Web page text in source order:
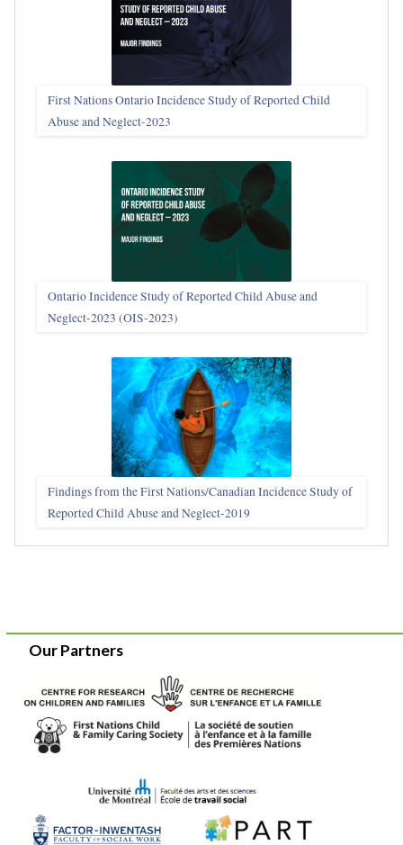
First Nations Ontario Incidence Study of Reported Child
Abuse and Neglect‑2023
Ontario Incidence Study of Reported Child Abuse and
Neglect-2023 (OIS‑2023)
Findings from the First Nations/Canadian Incidence Study of
Reported Child Abuse and Neglect-2019
Our Partners